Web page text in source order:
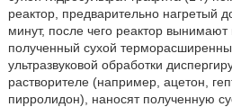
реактор, предварительно нагретый
минут, после чего реактор
полученный сухой
ультразвуковой обработки
растворителе (например, ацетон,
пирролидон), наносят полученную